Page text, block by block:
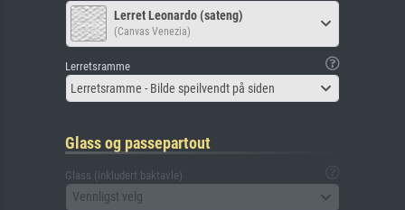
Lerret Leonardo (sateng)
(Canvas Venezia)
Lerretsramme
Lerretsramme - Bilde speilvendt på siden
Glass og passepartout
Glass (inkludert baktavle)
Vennligst velg